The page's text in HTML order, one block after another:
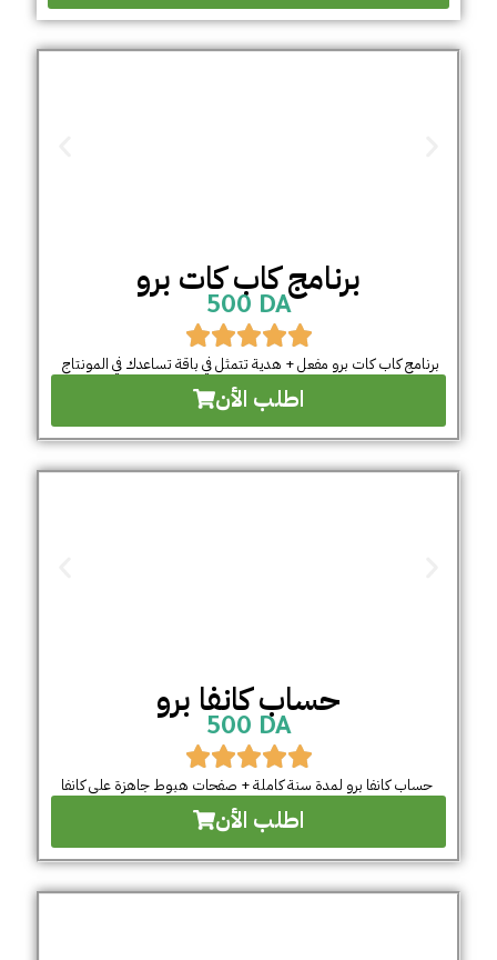
برنامج كاب كات برو
500 DA
برنامج كاب كات برو مفعل + هدية تتمثل في باقة تساعدك في المونتاج
اطلب الأن
حساب كانفا برو
500 DA
اطلب الأن